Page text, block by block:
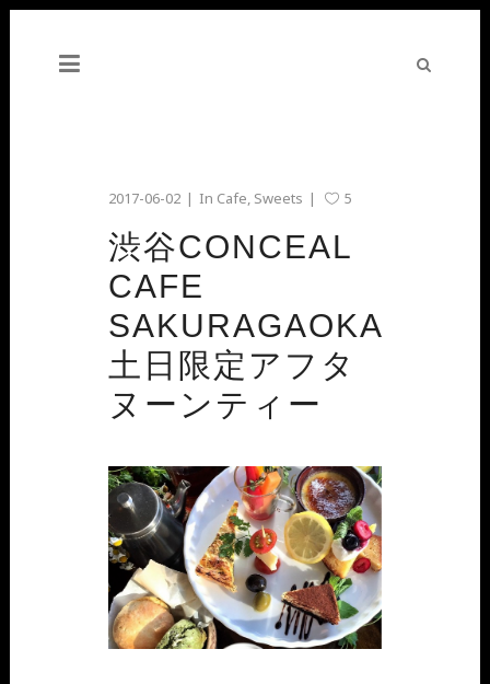
2017-06-02 In Cafe, Sweets 5
渋谷CONCEAL
CAFE
SAKURAGAOKA
土日限定アフタ
ヌーンティー